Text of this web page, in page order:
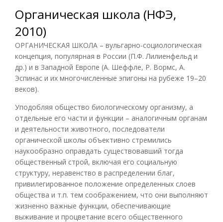
Органическая школа (НФЭ,
2010)
ОРГАНИЧЕСКАЯ ШКОЛА – вульгарно-социологическая
концепция, популярная в России (П.Ф. Лилиенфельд и
др.) и в Западной Европе (А. Шеффле, Р. Вормс, А.
Эспинас и их многочисленные эпигоны на рубеже 19–20
веков).
Уподобляя общество биологическому организму, а
отдельные его части и функции – аналогичным органам
и деятельности животного, последователи
органической школы объективно стремились
наукообразно оправдать существовавший тогда
общественный строй, включая его социальную
структуру, неравенство в распределении благ,
привилегированное положение определенных слоев
общества и т.п. тем соображением, что они выполняют
жизненно важные функции, обеспечивающие
выживание и процветание всего общественного